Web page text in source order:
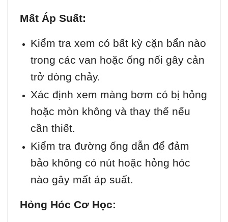
Mất Áp Suất:
Kiểm tra xem có bất kỳ cặn bẩn nào
trong các van hoặc ống nối gây cản
trở dòng chảy.
Xác định xem màng bơm có bị hỏng
hoặc mòn không và thay thế nếu
cần thiết.
Kiểm tra đường ống dẫn để đảm
bảo không có nút hoặc hỏng hóc
nào gây mất áp suất.
Hỏng Hóc Cơ Học: